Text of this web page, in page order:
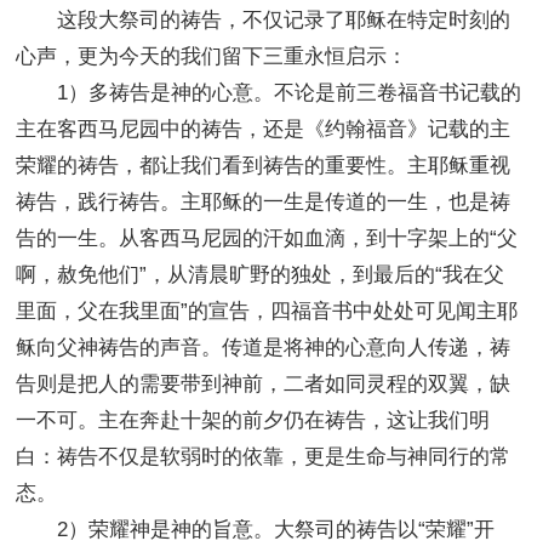
这段大祭司的祷告，不仅记录了耶稣在特定时刻的
心声，更为今天的我们留下三重永恒启示：
1）多祷告是神的心意。不论是前三卷福音书记载的
主在客西马尼园中的祷告，还是《约翰福音》记载的主
荣耀的祷告，都让我们看到祷告的重要性。主耶稣重视
祷告，践行祷告。主耶稣的一生是传道的一生，也是祷
告的一生。从客西马尼园的汗如血滴，到十字架上的“父
啊，赦免他们”，从清晨旷野的独处，到最后的“我在父
里面，父在我里面”的宣告，四福音书中处处可见闻主耶
稣向父神祷告的声音。传道是将神的心意向人传递，祷
告则是把人的需要带到神前，二者如同灵程的双翼，缺
一不可。主在奔赴十架的前夕仍在祷告，这让我们明
白：祷告不仅是软弱时的依靠，更是生命与神同行的常
态。
2）荣耀神是神的旨意。大祭司的祷告以“荣耀”开